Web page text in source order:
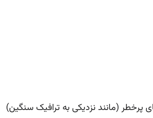
پرخطر (مانند نزدیکی به ترافیک سنگین)